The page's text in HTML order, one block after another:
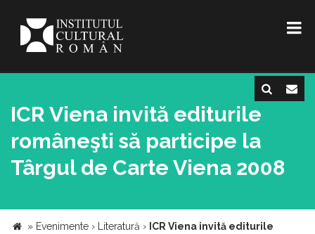
ICR Viena invită editurile
româneşti să participe la
Târgul de Carte Viena 2008
» Evenimente › Literatură › ICR Viena invită editurile